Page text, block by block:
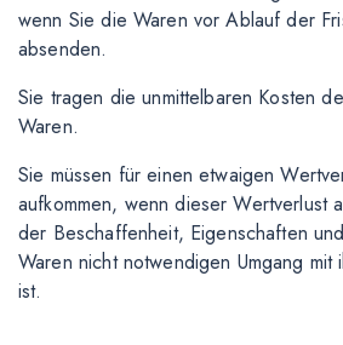
wenn Sie die Waren vor Ablauf der
absenden.
Sie tragen die unmittelbaren Kosten
Waren.
Sie müssen für einen etwaigen
aufkommen, wenn dieser Wertverlust
der Beschaffenheit, Eigenschaften
Waren nicht notwendigen Umgang mit
ist.